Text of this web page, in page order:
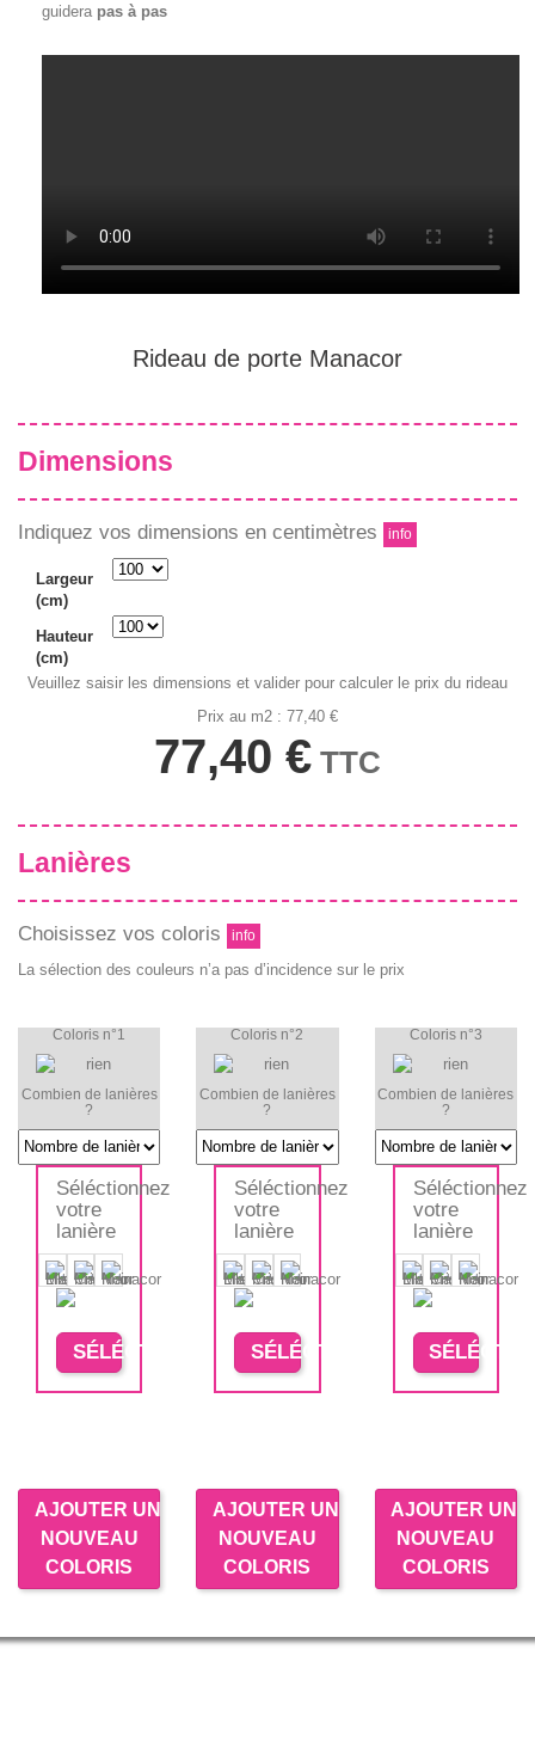
guidera pas à pas
Rideau de porte Manacor
Dimensions
Indiquez vos dimensions en centimètres info
Largeur
(cm)
Hauteur
(cm)
Veuillez saisir les dimensions et valider pour calculer le prix du rideau
Prix au m2 : 77,40 €
77,40 € TTC
Lanières
Choisissez vos coloris info
La sélection des couleurs n’a pas d’incidence sur le prix
Coloris n°1
Combien de lanières
?
Séléctionnez
votre
lanière
SÉLÉCTIONNER
AJOUTER UN
NOUVEAU
COLORIS
Coloris n°2
Combien de lanières
?
Séléctionnez
votre
lanière
SÉLÉCTIONNER
AJOUTER UN
NOUVEAU
COLORIS
Coloris n°3
Combien de lanières
?
Séléctionnez
votre
lanière
AJOUTER UN
NOUVEAU
COLORIS